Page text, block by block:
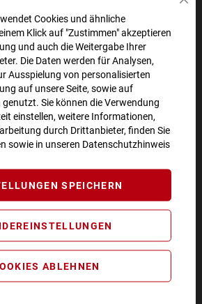
Cookies und ähnliche
Klick auf "Zustimmen" akzeptieren
und auch die Weitergabe Ihrer
Die Daten werden für Analysen,
Ausspielung von personalisierten
auf unsere Seite, sowie auf
Sie können die Verwendung
einstellen, weitere Informationen,
durch Drittanbieter, finden Sie
sowie in unseren Datenschutzhinweis
SPEICHERN
ABLEHNEN
NEUHEITEN ABONNIEREN UND
SICHERN!**
ANMELDEN
ab einem Bestellwert von 100€.
jederzeit möglich.
SIE UNS
BIKEZEIT
Pommernstr. 4
Neutraubling
09401 - 91 38 70